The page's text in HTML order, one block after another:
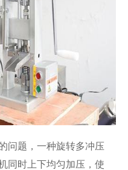
题，一种旋转多冲压
同时上下均匀加压，使